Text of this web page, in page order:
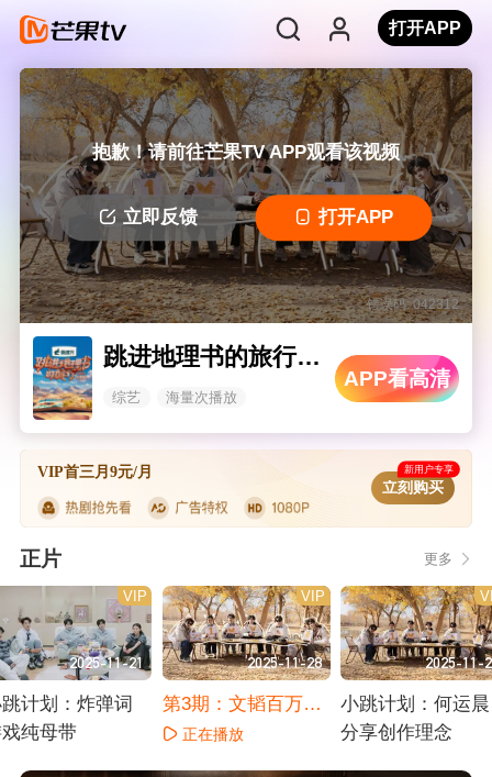
打开APP
抱歉！请前往芒果TV APP观看该视频
立即反馈 打开APP
错误码: 042312
跳进地理书的旅行2025·甘肃篇
综艺 海量次播放
APP看高清
VIP首三月9元/月 新用户专享
立刻购买
正片 更多
2025-11-21
VIP
计划：炸弹词
纯母带
2025-11-28
VIP
第3期：文韬百万文
案上高度
正在播放
2025-11-
小跳计划：何运晨
分享创作理念